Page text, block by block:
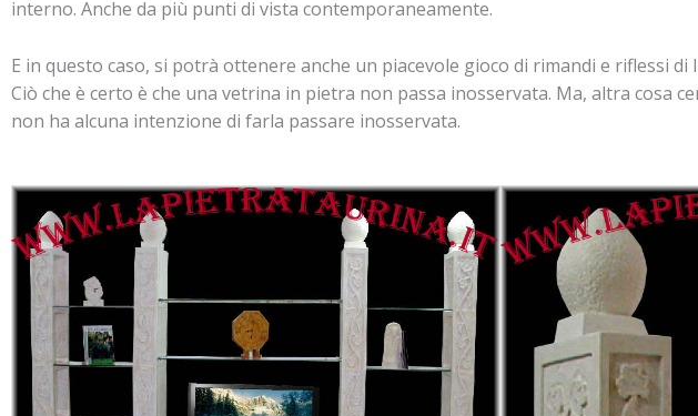
interno. Anche da più punti di vista contemporaneamente.
E in questo caso, si potrà ottenere anche un piacevole gioco di rimandi e riflessi
Ciò che è certo è che una vetrina in pietra non passa inosservata. Ma, altra cosa
non ha alcuna intenzione di farla passare inosservata.